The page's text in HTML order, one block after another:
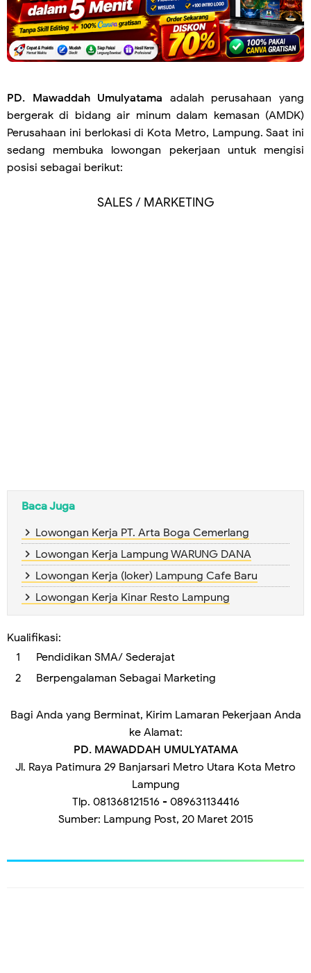
PD. Mawaddah Umulyatama adalah perusahaan yang
bergerak di bidang air minum dalam kemasan (AMDK)
Perusahaan ini berlokasi di Kota Metro, Lampung. Saat ini
sedang membuka lowongan pekerjaan untuk mengisi
posisi sebagai berikut:
SALES / MARKETING
Baca Juga
Lowongan Kerja PT. Arta Boga Cemerlang
Lowongan Kerja Lampung WARUNG DANA
Lowongan Kerja (loker) Lampung Cafe Baru
Lowongan Kerja Kinar Resto Lampung
Kualifikasi:
Pendidikan SMA/ Sederajat
Berpengalaman Sebagai Marketing
Bagi Anda yang Berminat, Kirim Lamaran Pekerjaan Anda
ke Alamat:
PD. MAWADDAH UMULYATAMA
Jl. Raya Patimura 29 Banjarsari Metro Utara Kota Metro
Lampung
Tlp. 081368121516 - 089631134416
Sumber: Lampung Post, 20 Maret 2015